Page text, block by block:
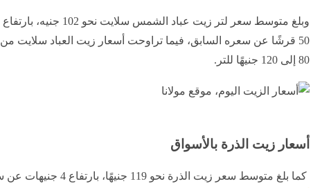
وبلغ متوسط سعر لتر زيت عباد الشمس سلايت نحو 102 جنيه، بارتفاع
50 قرشًا عن سعره السابق، فيما تراوحت أسعار زيت العباد سلايت من
80 إلى 120 جنيهًا للتر.
أسعار زيت الذرة بالأسواق
كما بلغ متوسط سعر زيت الذرة نحو 119 جنيهًا، بارتفاع 4 جنيهات عن سعره السابق، فيما تراوحت